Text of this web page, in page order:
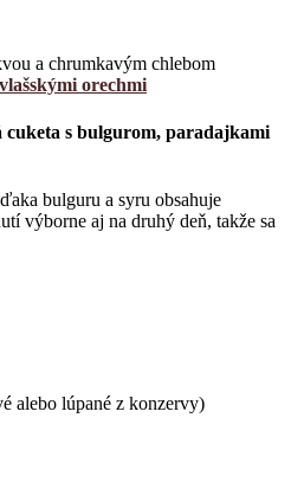
a chrumkavým chlebom
vlašskými orechmi
s bulgurom, paradajkami
bulguru a syru obsahuje
výborne aj na druhý deň, takže sa
alebo lúpané z konzervy)